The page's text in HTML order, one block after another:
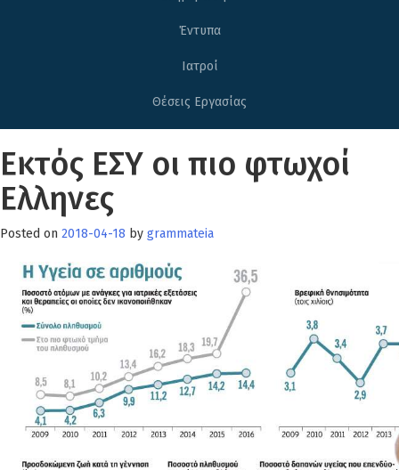
Έντυπα
Ιατροί
Θέσεις Εργασίας
Εκτός ΕΣΥ οι πιο φτωχοί
Ελληνες
Posted on 2018-04-18 by grammateia